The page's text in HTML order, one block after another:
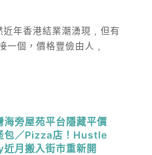
近年香港結業潮湧現﹐但有
一個，價格豐儉由人﹐
海旁屋苑平台隱藏平價
包／Pizza店！Hustle
近月搬入街市重新開